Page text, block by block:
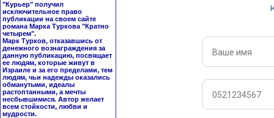
"Курьер" получил
исключительное право
публикации на своем сайте
романа Марка Туркова "Кратно
четырем".
Марк Турков, отказавшись от
денежного вознаграждения за
данную публикацию, посвящает
ее людям, которые живут в
Израиле и за его пределами, тем
людям, чьи надежды оказались
обманутыми, идеалы
растоптанными, а мечты
несбывшимися. Автор желает
всем стойкости, любви и
мудрости.